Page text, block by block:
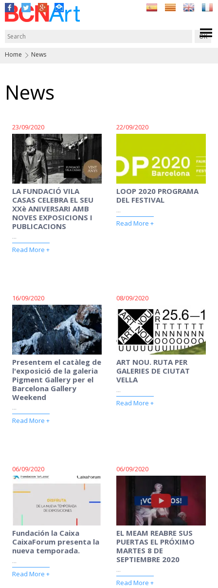
Home News
News
23/09/2020
LA FUNDACIÓ VILA
CASAS CELEBRA EL SEU
XXè ANIVERSARI AMB
NOVES EXPOSICIONS I
PUBLICACIONS
...
Read More +
22/09/2020
LOOP 2020 PROGRAMA
DEL FESTIVAL
...
Read More +
16/09/2020
Presentem el catàleg de
l'exposició de la galeria
Pigment Gallery per el
Barcelona Gallery
Weekend
...
Read More +
08/09/2020
ART NOU. RUTA PER
GALERIES DE CIUTAT
VELLA
...
Read More +
06/09/2020
Fundación la Caixa
CaixaForum presenta la
nueva temporada.
...
Read More +
06/09/2020
EL MEAM REABRE SUS
PUERTAS EL PRÓXIMO
MARTES 8 DE
SEPTIEMBRE 2020
...
Read More +